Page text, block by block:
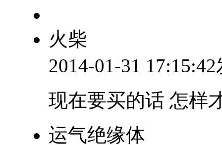
火柴
2014-01-31
现在要买的话 怎样
运气绝缘体